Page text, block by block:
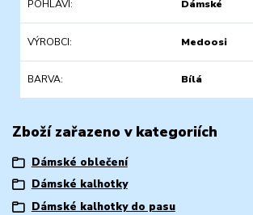
POHLAVÍ Dámské
VÝROBCI Medoosi
BARVA Bílá
Zboží zařazeno v kategoriích
Dámské oblečení
Dámské kalhotky
Dámské kalhotky do pasu